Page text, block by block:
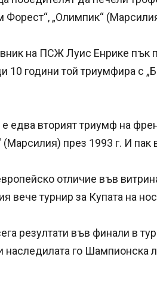
Форест“, „Олимпик“
на ПСЖ Луис Енрике пък
10 години той триумфира с
едва вторият триумф на
(Марсилия) през 1993 г. И
отличие във
вече турнир за Купата на
резултати във финали в
го Шампионска